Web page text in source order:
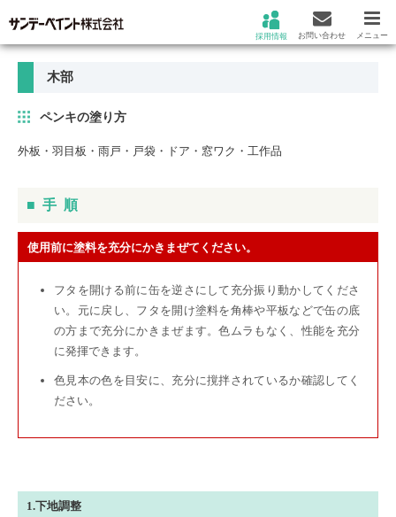
採用情報 お問い合わせ メニュー
木部
ペンキの塗り方
外板・羽目板・雨戸・戸袋・ドア・窓ワク・工作品
■手順
使用前に塗料を充分にかきまぜてください。
フタを開ける前に缶を逆さにして充分振り動かしてくださ
い。元に戻し、フタを開け塗料を角棒や平板などで缶の底
の方まで充分にかきまぜます。色ムラもなく、性能を充分
に発揮できます。
色見本の色を目安に、充分に撹拌されているか確認してく
ださい。
1.下地調整